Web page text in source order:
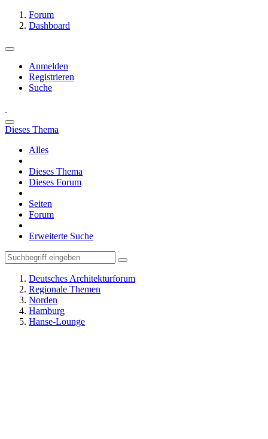
Forum
Dashboard
Anmelden
Registrieren
Suche
Dieses Thema
Alles
Dieses Thema
Dieses Forum
Seiten
Forum
Erweiterte Suche
Deutsches Architekturforum
Regionale Themen
Norden
Hamburg
Hanse-Lounge